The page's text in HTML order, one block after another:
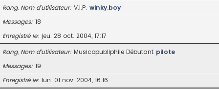
Rang, Nom d’utilisateur V.I.P. winky.boy
Messages 18
Enregistré le jeu. 28 oct. 2004, 17:17
Rang, Nom d’utilisateur Musicopubliphile Débutant pilote
Messages 19
Enregistré le lun. 01 nov. 2004, 16:16